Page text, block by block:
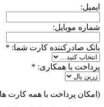
ایمیل:
شماره موبایل:
بانک صادرکننده کارت شما: *
پرداخت با همکاری: *
(امکان پرداخت با همه کارت